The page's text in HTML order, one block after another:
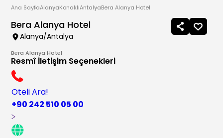
Ana SayfaAlanyaKonaklıAntalyaBera Alanya Hotel
Bera Alanya Hotel
Alanya/Antalya
Bera Alanya Hotel
Resmî İletişim Seçenekleri
Oteli Ara!
+90 242 510 05 00